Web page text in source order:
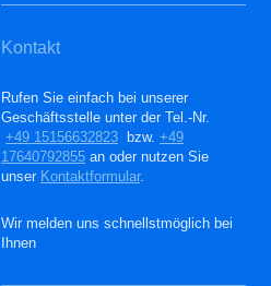
Kontakt
Rufen Sie einfach bei unserer
Geschäftsstelle unter der Tel.-Nr.
+49 15156632823 bzw. +49
17640792855 an oder nutzen Sie
unser Kontaktformular.
Wir melden uns schnellstmöglich bei
Ihnen